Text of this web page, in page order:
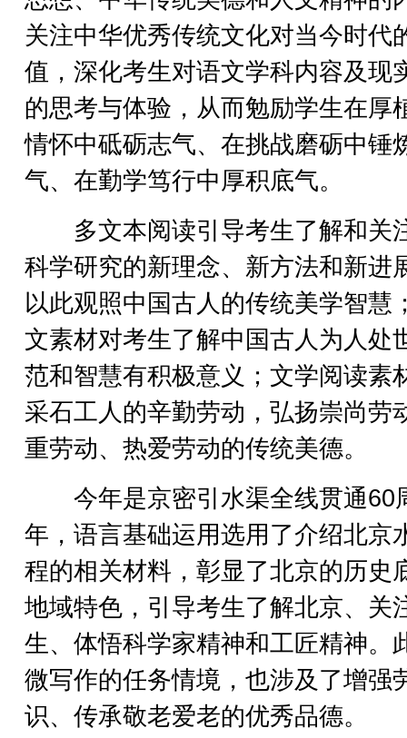
关注中华优秀传统文化对当今时代
值，深化考生对语文学科内容及现
的思考与体验，从而勉励学生在厚
情怀中砥砺志气、在挑战磨砺中锤
气、在勤学笃行中厚积底气。
多文本阅读引导考生了解和关
科学研究的新理念、新方法和新进
以此观照中国古人的传统美学智慧
文素材对考生了解中国古人为人处
范和智慧有积极意义；文学阅读素
采石工人的辛勤劳动，弘扬崇尚劳
重劳动、热爱劳动的传统美德。
今年是京密引水渠全线贯通60
年，语言基础运用选用了介绍北京
程的相关材料，彰显了北京的历史
地域特色，引导考生了解北京、关
生、体悟科学家精神和工匠精神。
微写作的任务情境，也涉及了增强
识、传承敬老爱老的优秀品德。